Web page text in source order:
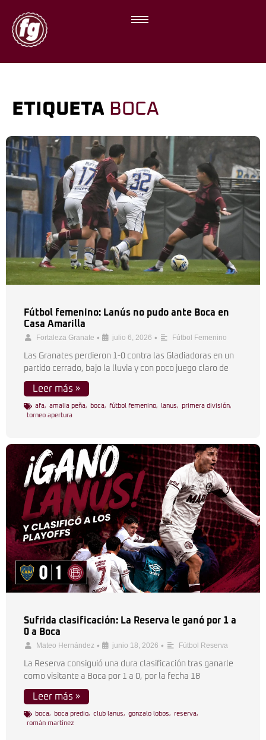
ETIQUETA BOCA
Fútbol femenino: Lanús no pudo ante Boca en
Casa Amarilla
Fortaleza Granate • julio 6, 2026 • Fútbol Femenino
Las Granates perdieron 1-0 contra las Gladiadoras en un
partido cerrado, bajo la lluvia y con poco juego claro de
Leer más »
afa, amalia peña, boca, fútbol femenino, lanus, primera división,
torneo apertura
Sufrida clasificación: La Reserva le ganó por 1 a
0 a Boca
Mateo Hernández • junio 18, 2026 • Fútbol Reserva
La Reserva consiguió una dura clasificación tras ganarle
como visitante a Boca por 1 a 0, por la fecha 18
Leer más »
boca, boca predio, club lanus, gonzalo lobos, reserva,
román martínez